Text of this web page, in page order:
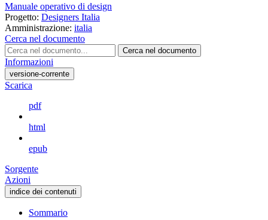
Manuale operativo di design
Progetto: Designers Italia
Amministrazione: italia
Cerca nel documento
Cerca nel documento
Informazioni
versione-corrente
Scarica
pdf
html
epub
Sorgente
Azioni
indice dei contenuti
Sommario